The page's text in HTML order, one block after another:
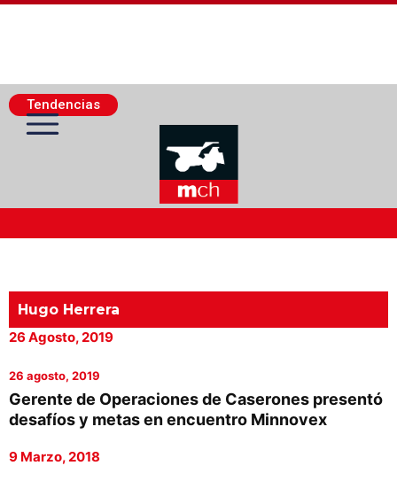
Tendencias
Actualidad Minera
Minería Superficie
Proveedores
Canal Digital
Hugo Herrera
26 Agosto, 2019
26 agosto, 2019
Gerente de Operaciones de Caserones presentó
desafíos y metas en encuentro Minnovex
9 Marzo, 2018